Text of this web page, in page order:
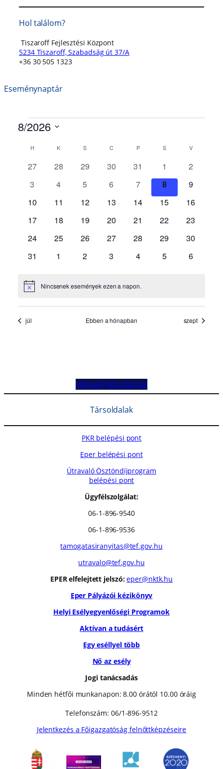
Hol találom?
Tiszaroff Fejlesztési Központ
5234 Tiszaroff, Szabadság út 37/A
+36 30 505 1323
Eseménynaptár
Hírlevél feliratkozás
Társoldalak
PKR belépési pont
Eper belépési pont
Útravaló Ösztöndíjprogram
belépési pont
Ügyfélszolgálat:
06-1-896-9540
06-1-896-9536
tamogatasiranyitas@tef.gov.hu
utravalo@tef.gov.hu
EPER elfelejtett jelszó: eper@nktk.hu
Eper Pályázói kézikönyv
Helyi Esélyegyenlőségi Programok
Aktívan a tudásért
Egy eséllyel több
Nő az esély
Jogi tanácsadás
Minden hétfői munkanapon: 8.00 órától 10.00 óráig
Telefonszám: 06/1-896-9512
Jelentkezés a Főigazgatóság felnőttképzéseire